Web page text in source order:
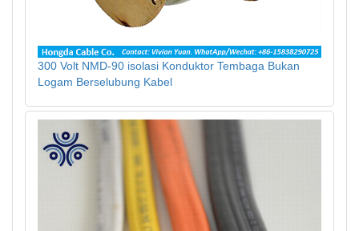
300 Volt NMD-90 isolasi Konduktor Tembaga Bukan
Logam Berselubung Kabel